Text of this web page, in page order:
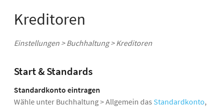
Kreditoren
Einstellungen > Buchhaltung > Kreditoren
Start & Standards
Standardkonto eintragen
Wähle unter Buchhaltung > Allgemein das Standardkonto,